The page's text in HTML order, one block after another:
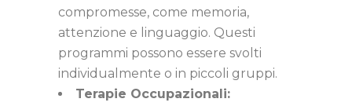
compromesse, come memoria,
attenzione e linguaggio. Questi
programmi possono essere svolti
individualmente o in piccoli gruppi.
Terapie Occupazionali: